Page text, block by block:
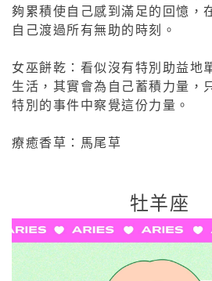
夠累積使自己感到滿足的回憶，
自己渡過所有無助的時刻。
女巫餅乾：看似沒有特別助益地
生活，其實會為自己蓄積力量，
特別的事件中察覺這份力量。
療癒香草：馬尾草
牡羊座